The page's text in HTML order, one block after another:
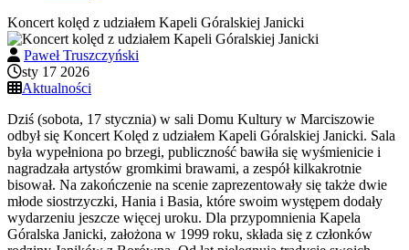
Koncert kolęd z udziałem Kapeli Góralskiej Janicki
Paweł Truszczyński
sty 17 2026
Aktualności
Dziś (sobota, 17 stycznia) w sali Domu Kultury w Marciszowie
odbył się Koncert Kolęd z udziałem Kapeli Góralskiej Janicki. Sala
była wypełniona po brzegi, publiczność bawiła się wyśmienicie i
nagradzała artystów gromkimi brawami, a zespół kilkakrotnie
bisował. Na zakończenie na scenie zaprezentowały się także dwie
młode siostrzyczki, Hania i Basia, które swoim występem dodały
wydarzeniu jeszcze więcej uroku. Dla przypomnienia Kapela
Góralska Janicki, założona w 1999 roku, składa się z członków